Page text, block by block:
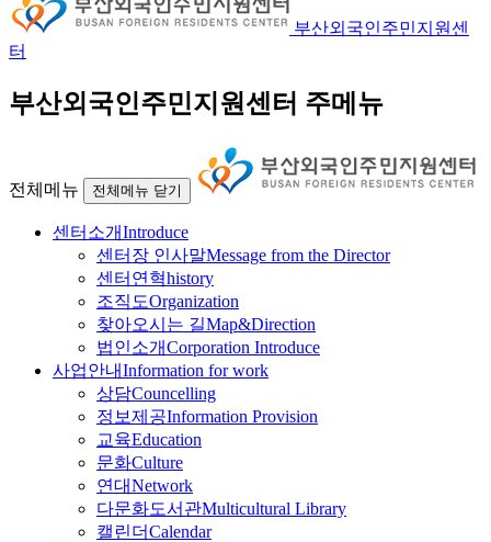
부산외국인주민지원센
터
부산외국인주민지원센터 주메뉴
전체메뉴 전체메뉴 닫기
센터소개Introduce
센터장 인사말Message from the Director
센터연혁history
조직도Organization
찾아오시는 길Map&Direction
법인소개Corporation Introduce
사업안내Information for work
상담Councelling
정보제공Information Provision
교육Education
문화Culture
연대Network
다문화도서관Multicultural Library
캘린더Calendar